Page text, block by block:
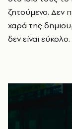
ζητούμενο. Δεν
χαρά της
δεν είναι εύκολο.